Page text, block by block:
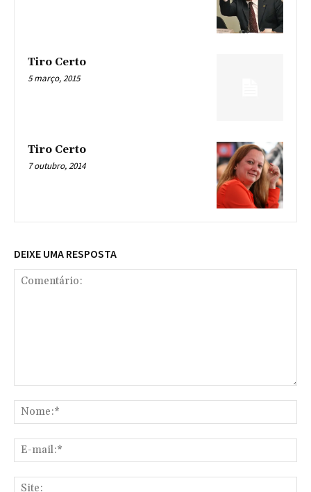
Tiro Certo
5 março, 2015
Tiro Certo
7 outubro, 2014
DEIXE UMA RESPOSTA